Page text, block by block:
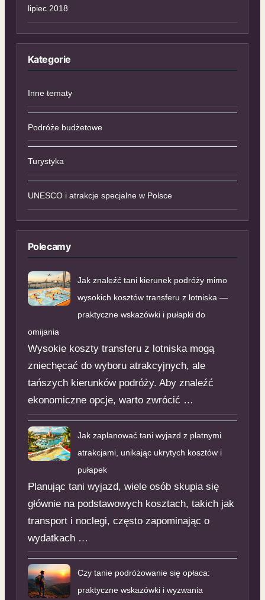
lipiec 2018
Kategorie
Inne tematy
Podróże budżetowe
Turystyka
UNESCO i atrakcje specjalne w Polsce
Polecamy
Jak znaleźć tani kierunek podróży mimo
wysokich kosztów transferu z lotniska —
praktyczne wskazówki i pułapki do
omijania
Wysokie koszty transferu z lotniska mogą
zniechęcać do wyboru atrakcyjnych, ale
tańszych kierunków podróży. Aby znaleźć
ekonomiczne opcje, warto zwrócić …
Jak zaplanować tani wyjazd z płatnymi
atrakcjami, unikając ukrytych kosztów i
pułapek
Planując tani wyjazd, wiele osób skupia się
głównie na podstawowych kosztach, takich jak
transport i noclegi, często zapominając o
wydatkach …
Czy tanie podróżowanie się opłaca:
praktyczne wskazówki i wyzwania